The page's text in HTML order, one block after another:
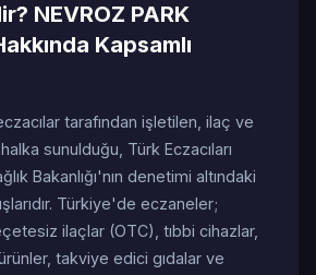
NEVROZ PARK
Kapsamlı
tarafından işletilen, ilaç ve
sunulduğu, Türk Eczacıları
Bakanlığı'nın denetimi altındaki
Türkiye'de eczaneler;
ilaçlar (OTC), tıbbi cihazlar,
takviye edici gıdalar ve